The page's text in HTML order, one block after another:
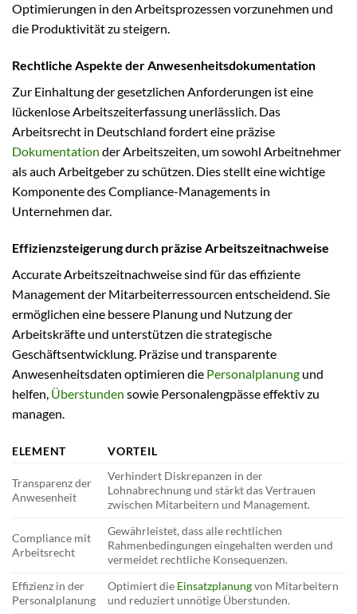
Optimierungen in den Arbeitsprozessen vorzunehmen und
die Produktivität zu steigern.
Rechtliche Aspekte der Anwesenheitsdokumentation
Zur Einhaltung der gesetzlichen Anforderungen ist eine
lückenlose Arbeitszeiterfassung unerlässlich. Das
Arbeitsrecht in Deutschland fordert eine präzise
Dokumentation der Arbeitszeiten, um sowohl Arbeitnehmer
als auch Arbeitgeber zu schützen. Dies stellt eine wichtige
Komponente des Compliance-Managements in
Unternehmen dar.
Effizienzsteigerung durch präzise Arbeitszeitnachweise
Accurate Arbeitszeitnachweise sind für das effiziente
Management der Mitarbeiterressourcen entscheidend. Sie
ermöglichen eine bessere Planung und Nutzung der
Arbeitskräfte und unterstützen die strategische
Geschäftsentwicklung. Präzise und transparente
Anwesenheitsdaten optimieren die Personalplanung und
helfen, Überstunden sowie Personalengpässe effektiv zu
managen.
ELEMENT VORTEIL
Transparenz der
Anwesenheit
Verhindert Diskrepanzen in der
Lohnabrechnung und stärkt das Vertrauen
zwischen Mitarbeitern und Management.
Compliance mit
Arbeitsrecht
Gewährleistet, dass alle rechtlichen
Rahmenbedingungen eingehalten werden und
vermeidet rechtliche Konsequenzen.
Effizienz in der
Personalplanung
Optimiert die Einsatzplanungvon Mitarbeitern
und reduziert unnötige Überstunden.